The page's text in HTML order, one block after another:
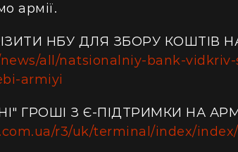
армії.
НБУ ДЛЯ ЗБОРУ КОШТІВ
all/natsionalniy-bank-
armiyi
ГРОШІ З Є-ПІДТРИМКИ НА
r3/uk/terminal/index/index/